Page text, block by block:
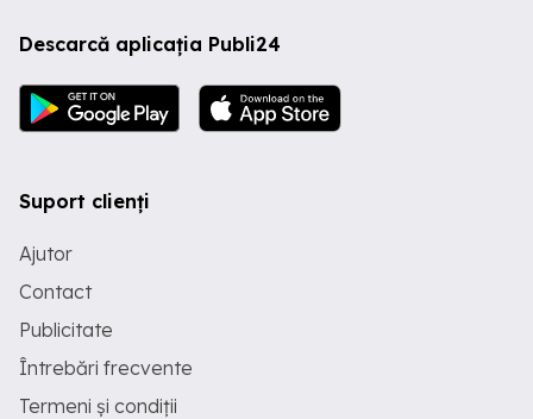
Descarcă aplicația Publi24
Suport clienți
Ajutor
Contact
Publicitate
Întrebări frecvente
Termeni și condiții